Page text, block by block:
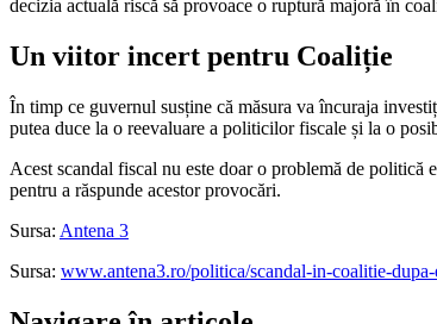
decizia actuală riscă să provoace o ruptură majoră în
Un viitor incert pentru Coaliție
În timp ce guvernul susține că măsura va încuraja
putea duce la o reevaluare a politicilor fiscale și la o
Acest scandal fiscal nu este doar o problemă de
pentru a răspunde acestor provocări.
Sursa: Antena 3
Sursa: www.antena3.ro/politica/scandal-in-coalitie-